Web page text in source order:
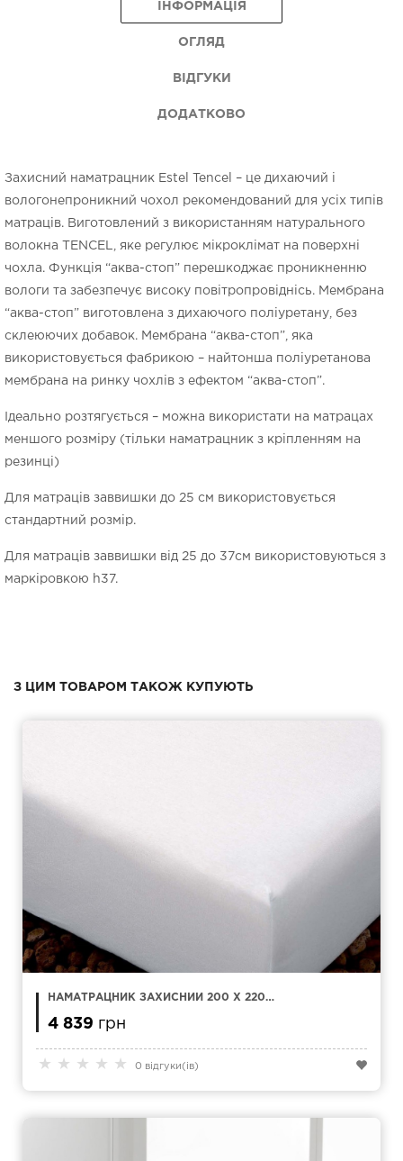
ІНФОРМАЦІЯ
ОГЛЯД
ВІДГУКИ
ДОДАТКОВО
Захисний наматрацник Estel Tencel – це дихаючий і
вологонепроникний чохол рекомендований для усіх типів
матраців. Виготовлений з використанням натурального
волокна TENCEL, яке регулює мікроклімат на поверхні
чохла. Функція “аква-стоп” перешкоджає проникненню
вологи та забезпечує високу повітропровіднісь. Мембрана
“аква-стоп” виготовлена з дихаючого поліуретану, без
склеюючих добавок. Мембрана “аква-стоп”, яка
використовується фабрикою – найтонша поліуретанова
мембрана на ринку чохлів з ефектом “аква-стоп”.
Ідеально розтягується – можна використати на матрацах
меншого розміру (тільки наматрацник з кріпленням на
резинці)
Для матраців заввишки до 25 см використовується
стандартний розмір.
Для матраців заввишки від 25 до 37см використовуються з
маркіровкою h37.
З ЦИМ ТОВАРОМ ТАКОЖ КУПУЮТЬ
★ ★ ★ ★ ★ 0 відгуки(ів)
НАМАТРАЦНИК ЗАХИСНИЙ 200 X 220
4 839 грн